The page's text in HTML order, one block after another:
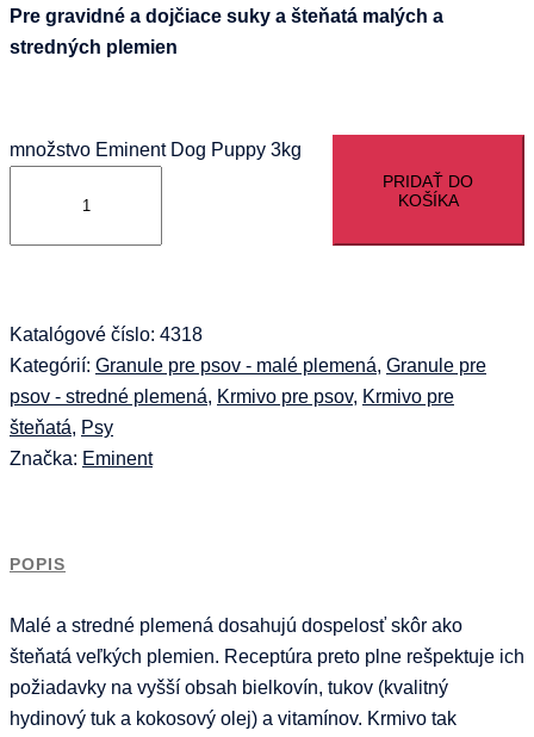
Pre gravidné a dojčiace suky a šteňatá malých a
stredných plemien
množstvo Eminent Dog Puppy 3kg
PRIDAŤ DO
KOŠÍKA
Katalógové číslo: 4318
Kategórií: Granule pre psov - malé plemená, Granule pre
psov - stredné plemená, Krmivo pre psov, Krmivo pre
šteňatá, Psy
Značka: Eminent
POPIS
Malé a stredné plemená dosahujú dospelosť skôr ako
šteňatá veľkých plemien. Receptúra ​​preto plne rešpektuje ich
požiadavky na vyšší obsah bielkovín, tukov (kvalitný
hydinový tuk a kokosový olej) a vitamínov. Krmivo tak